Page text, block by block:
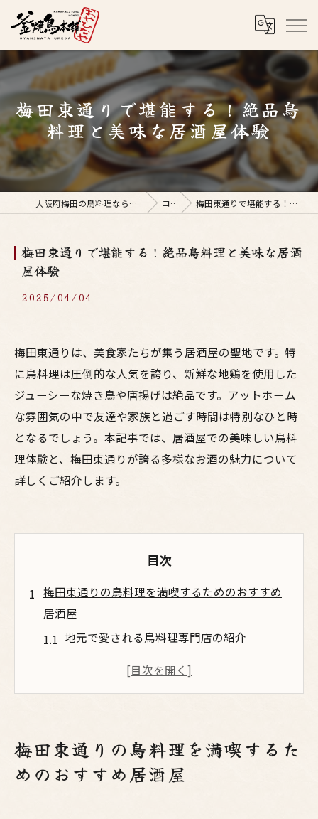
梅田東通りで堪能する！絶品鳥
料理と美味な居酒屋体験
大阪府梅田の鳥料理なら釜焼鳥本舗おやひなや 梅田店 コラム 梅田東通りで堪能する！絶品鳥料理と美味な居酒屋体験
梅田東通りで堪能する！絶品鳥料理と美味な居酒
屋体験
2025/04/04
梅田東通りは、美食家たちが集う居酒屋の聖地です。特
に鳥料理は圧倒的な人気を誇り、新鮮な地鶏を使用した
ジューシーな焼き鳥や唐揚げは絶品です。アットホーム
な雰囲気の中で友達や家族と過ごす時間は特別なひと時
となるでしょう。本記事では、居酒屋での美味しい鳥料
理体験と、梅田東通りが誇る多様なお酒の魅力について
詳しくご紹介します。
目次
梅田東通りの鳥料理を満喫するためのおすすめ
居酒屋
地元で愛される鳥料理専門店の紹介
居心地の良い雰囲気で味わう地鶏料理
リピーター続出の梅田東通りの名店
美味い鳥料理とお酒のペアリングで呑みを極め
梅田東通りの鳥料理を満喫するた
めのおすすめ居酒屋